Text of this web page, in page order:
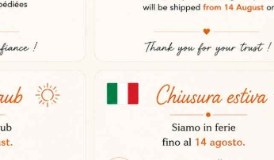
pastvinách a sú
ich vývoja, sa živia
v dehese.
čo prispieva k